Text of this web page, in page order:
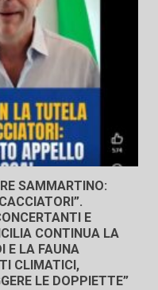
SAMMARTINO:
E
CONTINUA LA
E LA FAUNA
CLIMATICI,
LE DOPPIETTE”